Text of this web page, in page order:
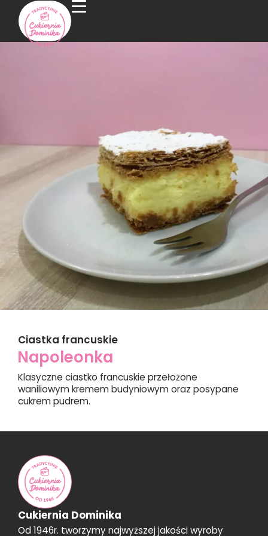
Ciastka francuskie
Napoleonka
Klasyczne ciastko francuskie przełożone
waniliowym kremem budyniowym oraz posypane
cukrem pudrem.
Cukiernia Dominika
Od 1946r. tworzymy najwyższej jakości wyroby